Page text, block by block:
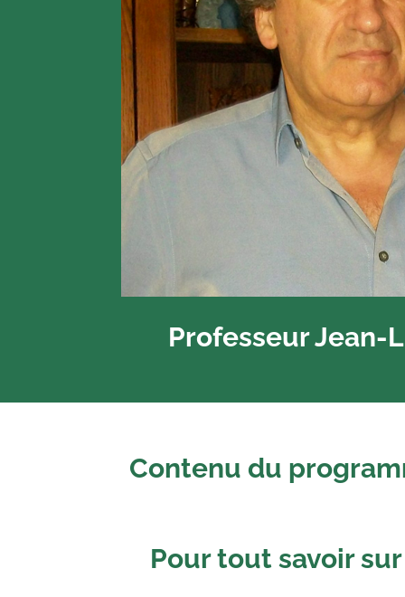
Professeur Jean-
Contenu du
Pour tout savoir